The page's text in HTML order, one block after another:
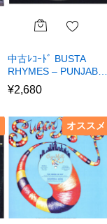
中古ﾚｺｰﾄﾞ BUSTA
RHYMES – PUNJAB…
¥2,680
オススメ